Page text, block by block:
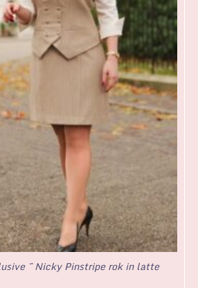
~ Nicky Pinstripe rok in latte